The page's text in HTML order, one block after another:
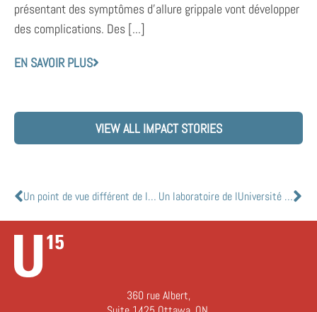
présentant des symptômes d’allure grippale vont développer
des complications. Des [...]
EN SAVOIR PLUS
VIEW ALL IMPACT STORIES
Un point de vue différent de la COVID-19 Un laboratoire de lUniversité de Calgary poursuit la recherche pour le vaccin et les traitements de la COVID-19
360 rue Albert,